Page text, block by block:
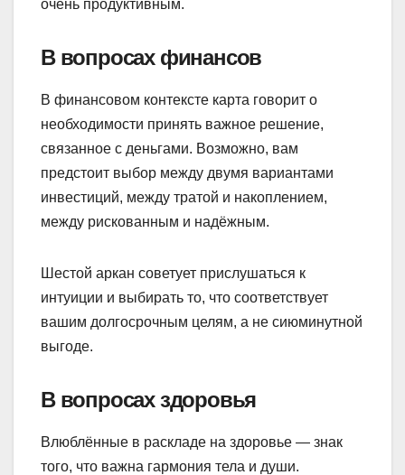
очень продуктивным.
В вопросах финансов
В финансовом контексте карта говорит о
необходимости принять важное решение,
связанное с деньгами. Возможно, вам
предстоит выбор между двумя вариантами
инвестиций, между тратой и накоплением,
между рискованным и надёжным.
Шестой аркан советует прислушаться к
интуиции и выбирать то, что соответствует
вашим долгосрочным целям, а не сиюминутной
выгоде.
В вопросах здоровья
Влюблённые в раскладе на здоровье — знак
того, что важна гармония тела и души.